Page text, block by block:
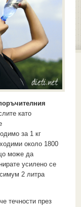
като
за 1 кг
около 1800
може да
усилено се
2 литра
течности през